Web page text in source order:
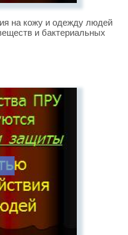
на кожу и одежду людей
и бактериальных